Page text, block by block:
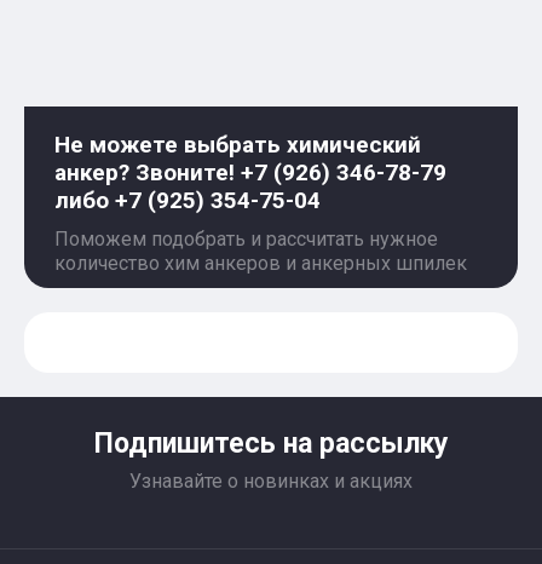
Не можете выбрать химический
анкер? Звоните! +7 (926) 346-78-79
либо +7 (925) 354-75-04
Поможем подобрать и рассчитать нужное
количество хим анкеров и анкерных шпилек
Подпишитесь на рассылку
Узнавайте о новинках и акциях